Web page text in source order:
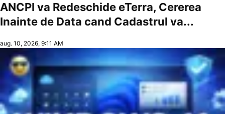
ANCPI va Redeschide eTerra, Cererea
Inainte de Data cand Cadastrul va...
aug. 10, 2026, 9:11 AM